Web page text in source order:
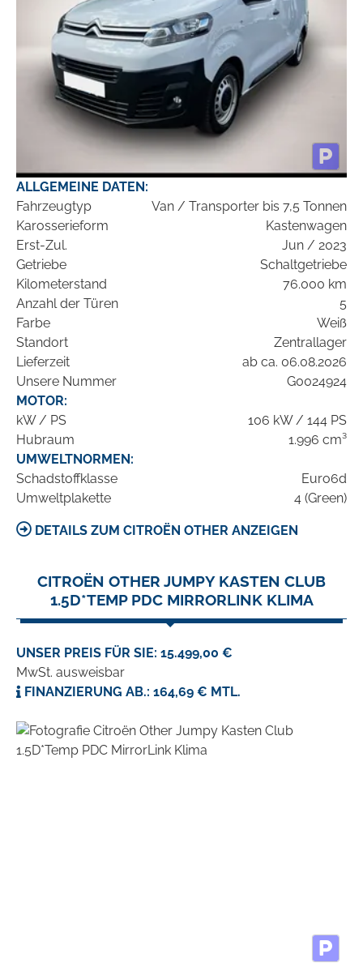
ALLGEMEINE DATEN:
Fahrzeugtyp
Van / Transporter bis 7,5 Tonnen
Karosserieform
Kastenwagen
Erst-Zul.
Jun / 2023
Getriebe
Schaltgetriebe
Kilometerstand
76.000 km
Anzahl der Türen
5
Farbe
Weiß
Standort
Zentrallager
Lieferzeit
ab ca. 06.08.2026
Unsere Nummer
G0024924
MOTOR:
kW / PS
106 kW / 144 PS
Hubraum
1.996 cm³
UMWELTNORMEN:
Schadstoffklasse
Euro6d
Umweltplakette
4 (Green)
DETAILS ZUM CITROËN OTHER ANZEIGEN
CITROËN OTHER JUMPY KASTEN CLUB
1.5D*TEMP PDC MIRRORLINK KLIMA
UNSER PREIS FÜR SIE: 15.499,00 €
MwSt. ausweisbar
FINANZIERUNG AB.: 164,69 € MTL.